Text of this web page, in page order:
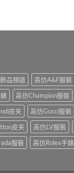
品頻道 高仿A&F服裝
高仿Champion服裝
皮夹 高仿Gucci服裝
皮夹 高仿LV服裝
服裝 高仿Rolex手錶